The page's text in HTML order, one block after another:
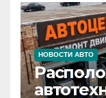
НОВОСТИ АВТО